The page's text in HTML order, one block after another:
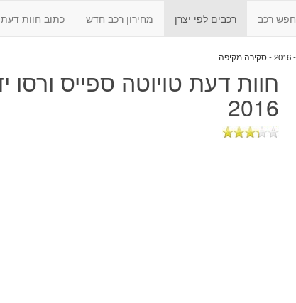
חפש רכב רכבים לפי יצרן מחירון רכב חדש כתוב חוות דעת
חוות דעת
2016